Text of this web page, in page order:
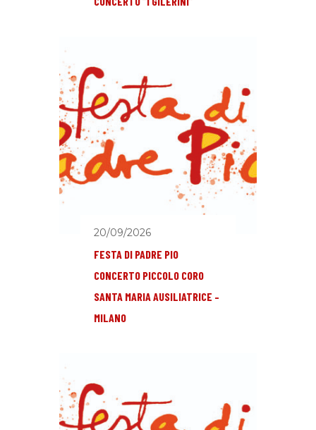
20/09/2026
FESTA DI PADRE PIO
CONCERTO PICCOLO CORO
SANTA MARIA AUSILIATRICE –
MILANO